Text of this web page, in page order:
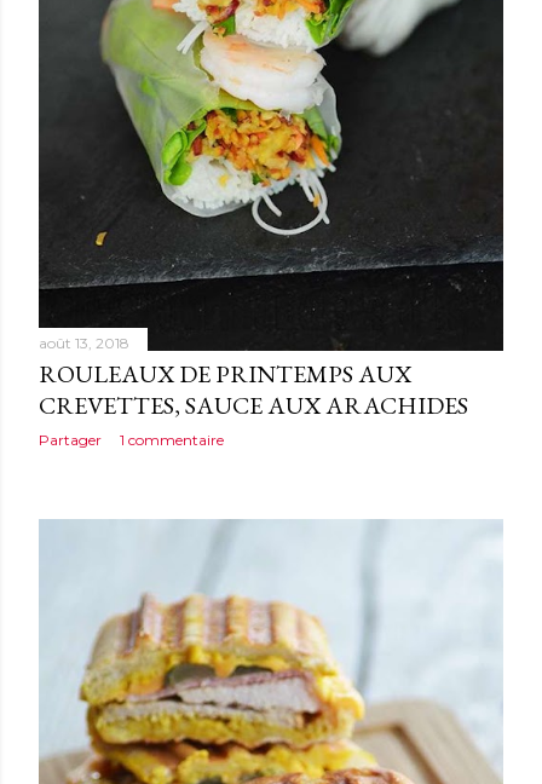
août 13, 2018
ROULEAUX DE PRINTEMPS AUX
CREVETTES, SAUCE AUX ARACHIDES
Partager 1 commentaire